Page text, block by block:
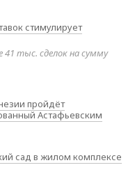
стимулирует
41 тыс. сделок на сумму
пройдёт
Астафьевским
сад в жилом комплексе